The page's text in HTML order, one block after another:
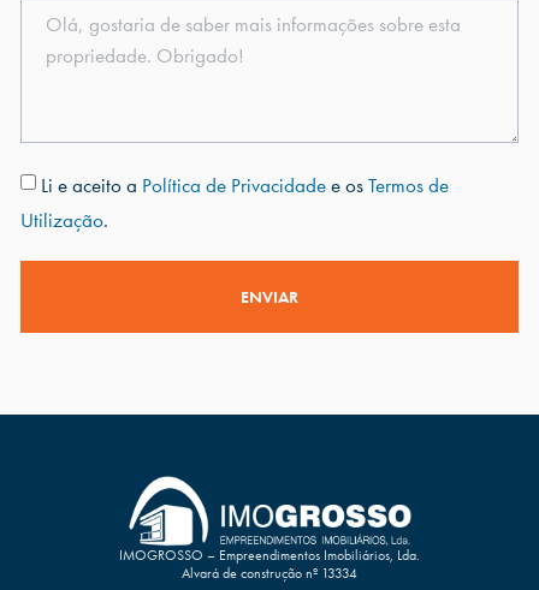
Li e aceito a Política de Privacidadee osTermos de
Utilização.
ENVIAR
IMOGROSSO – Empreendimentos Imobiliários, Lda.
Alvará de construção nº 13334